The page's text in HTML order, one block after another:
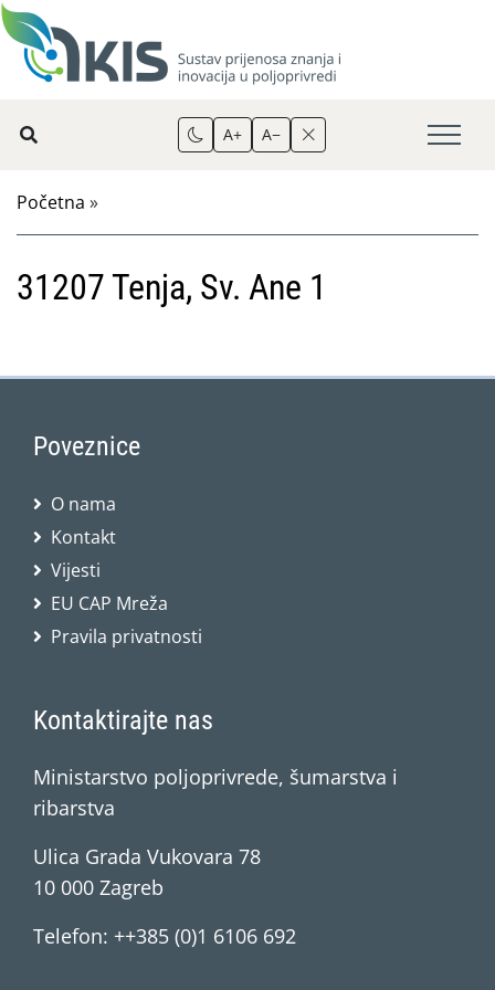
A+ A−
Početna »
31207 Tenja, Sv. Ane 1
Poveznice
O nama
Kontakt
Vijesti
EU CAP Mreža
Pravila privatnosti
Kontaktirajte nas
Ministarstvo poljoprivrede, šumarstva i
ribarstva
Ulica Grada Vukovara 78
10 000 Zagreb
Telefon: ++385 (0)1 6106 692